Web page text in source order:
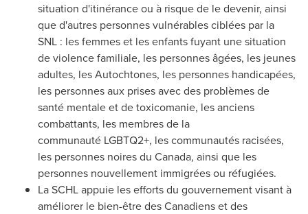
situation d'itinérance ou à risque de le devenir, ainsi
que d'autres personnes vulnérables ciblées par la
SNL : les femmes et les enfants fuyant une situation
de violence familiale, les personnes âgées, les jeunes
adultes, les Autochtones, les personnes handicapées,
les personnes aux prises avec des problèmes de
santé mentale et de toxicomanie, les anciens
combattants, les membres de la
communauté LGBTQ2+, les communautés racisées,
les personnes noires du Canada, ainsi que les
personnes nouvellement immigrées ou réfugiées.
La SCHL appuie les efforts du gouvernement visant à
améliorer le bien-être des Canadiens et des